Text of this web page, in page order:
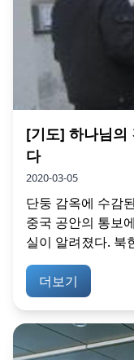
[기도] 하나님의
다
2020-03-05
단둥 감옥에 수감
중국 공안의 통보
실이 알려졌다. 북
더보기